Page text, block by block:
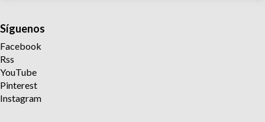
Síguenos
Facebook
Rss
YouTube
Pinterest
Instagram